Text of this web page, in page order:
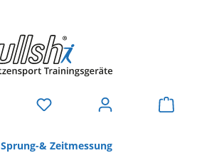
Sprung-& Zeitmessung